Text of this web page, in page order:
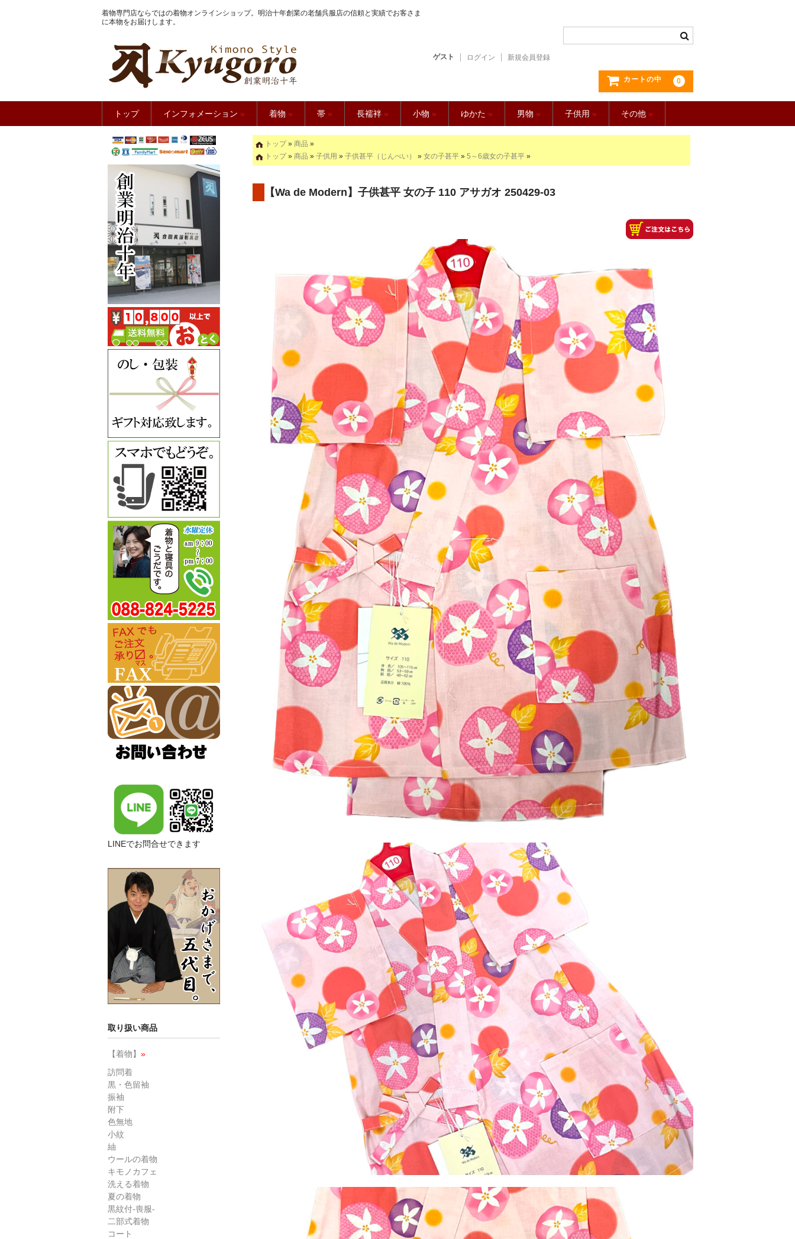
着物専門店ならではの着物オンラインショップ。明治十年創業の老舗呉服店の信頼と実績でお客さま
に本物をお届けします。
きもの館【久五郎】
ゲスト ログイン 新規会員登録
カートの中 0
トップ インフォメーション » 着物 » 帯 » 長襦袢 » 小物 » ゆかた » 男物 » 子供用 » その他 »
トップ» 商品 »
トップ» 商品 » 子供用 » 子供甚平（じんべい） » 女の子甚平 » 5～6歳女の子甚平 »
【Wa de Modern】子供甚平 女の子 110 アサガオ 250429-03
LINEでお問合せできます
取り扱い商品
【着物】 »
訪問着
黒・色留袖
振袖
附下
色無地
小紋
紬
ウールの着物
キモノカフェ
洗える着物
夏の着物
黒紋付-喪服-
二部式着物
コート